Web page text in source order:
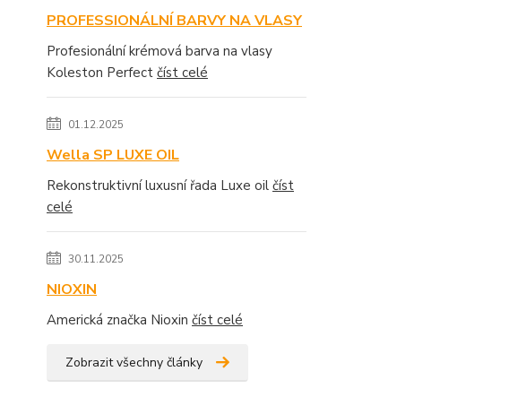
PROFESSIONÁLNÍ BARVY NA VLASY
Profesionální krémová barva na vlasy
Koleston Perfect číst celé
01.12.2025
Wella SP LUXE OIL
Rekonstruktivní luxusní řada Luxe oil číst
celé
30.11.2025
NIOXIN
Americká značka Nioxin číst celé
Zobrazit všechny články